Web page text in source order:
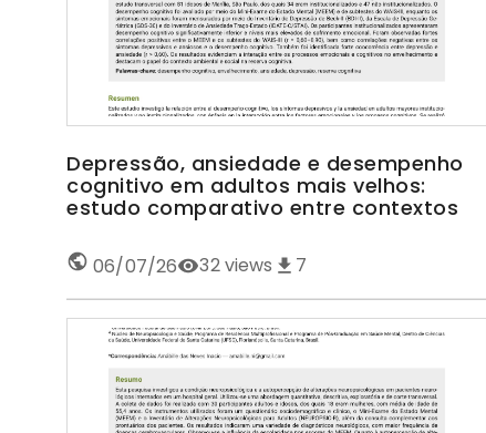
Depressão, ansiedade e desempenho
cognitivo em adultos mais velhos:
estudo comparativo entre contextos
06/07/26 32views 7